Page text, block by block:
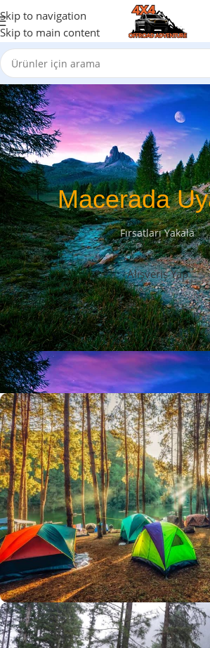
Skip to navigation
Skip to main content
Macerada
Fırsatları Yakala
Alışveriş Yap
Büyük Yaz İndirimi